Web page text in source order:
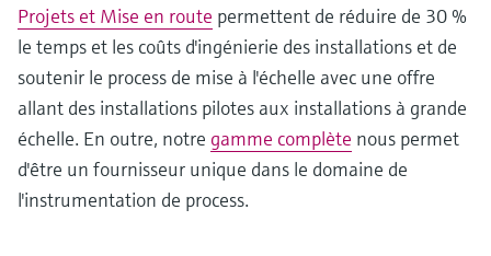
Projets et Mise en route permettent de réduire de 30 %
le temps et les coûts d'ingénierie des installations et de
soutenir le process de mise à l'échelle avec une offre
allant des installations pilotes aux installations à grande
échelle. En outre, notre gamme complète nous permet
d'être un fournisseur unique dans le domaine de
l'instrumentation de process.